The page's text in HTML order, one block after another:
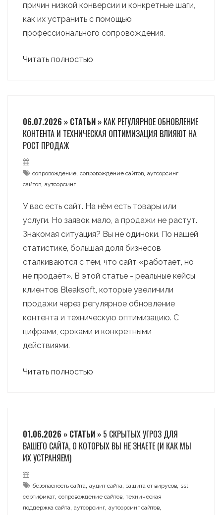
причин низкой конверсии и конкретные шаги,
как их устранить с помощью
профессионального сопровождения.
Читать полностью
06.07.2026 » СТАТЬИ » КАК РЕГУЛЯРНОЕ ОБНОВЛЕНИЕ
КОНТЕНТА И ТЕХНИЧЕСКАЯ ОПТИМИЗАЦИЯ ВЛИЯЮТ НА
РОСТ ПРОДАЖ
сопровождение, сопровождение сайтов, аутсорсинг
сайтов, аутсорсинг
У вас есть сайт. На нём есть товары или
услуги. Но заявок мало, а продажи не растут.
Знакомая ситуация? Вы не одиноки. По нашей
статистике, большая доля бизнесов
сталкиваются с тем, что сайт «работает, но
не продаёт». В этой статье - реальные кейсы
клиентов Bleaksoft, которые увеличили
продажи через регулярное обновление
контента и техническую оптимизацию. С
цифрами, сроками и конкретными
действиями.
Читать полностью
01.06.2026 » СТАТЬИ » 5 СКРЫТЫХ УГРОЗ ДЛЯ
ВАШЕГО САЙТА, О КОТОРЫХ ВЫ НЕ ЗНАЕТЕ (И КАК МЫ
ИХ УСТРАНЯЕМ)
безопасность сайта, аудит сайта, защита от вирусов, ssl
сертификат, сопровождение сайтов, техническая
поддержка сайта, аутсорсинг, аутсорсинг сайтов,